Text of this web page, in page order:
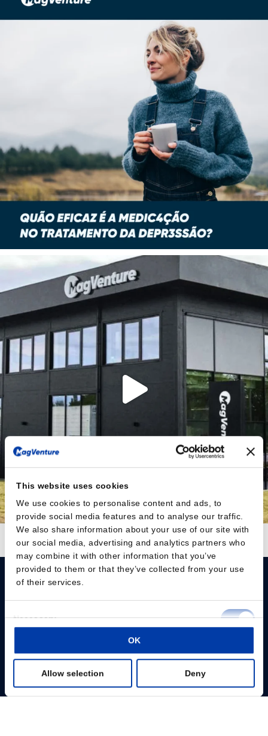
This website uses cookies
We use cookies to personalise content and ads, to
provide social media features and to analyse our traffic.
We also share information about your use of our site with
our social media, advertising and analytics partners who
may combine it with other information that you’ve
provided to them or that they’ve collected from your use
of their services.
Selection
Necessary
Statistics
OK
Allow selection Deny
Load More Follow on Instagram
Please give us your consent so we can answer you
Change consent
Profissionais